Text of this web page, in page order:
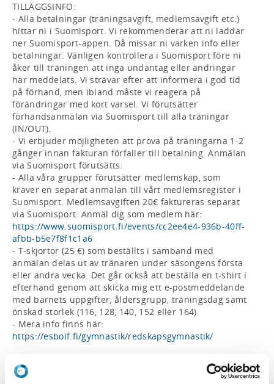
TILLÄGGSINFO:
- Alla betalningar (träningsavgift, medlemsavgift etc.)
hittar ni i Suomisport. Vi rekommenderar att ni laddar
ner Suomisport-appen. Då missar ni varken info eller
betalningar. Vänligen kontrollera i Suomisport före ni
åker till träningen att inga undantag eller ändringar
har meddelats. Vi strävar efter att informera i god tid
på förhand, men ibland måste vi reagera på
förändringar med kort varsel. Vi förutsätter
förhandsanmälan via Suomisport till alla träningar
(IN/OUT).
- Vi erbjuder möjligheten att prova på träningarna 1-2
gånger innan fakturan förfaller till betalning. Anmälan
via Suomisport förutsätts.
- Alla våra grupper förutsätter medlemskap, som
kräver en separat anmälan till vårt medlemsregister i
Suomisport. Medlemsavgiften 20€ faktureras separat
https://www.suomisport.fi/events/cc2ee4e4-936b-40ff-
afbb-b5e7f8f1c1a6
- T-skjortor (25 €) som beställts i samband med
anmälan delas ut av tränaren under säsongens första
eller andra vecka. Det går också att beställa en t-shirt i
efterhand genom att skicka mig ett e-postmeddelande
med barnets uppgifter, åldersgrupp, träningsdag samt
önskad storlek (116, 128, 140, 152 eller 164)
https://esboif.fi/gymnastik/redskapsgymnastik/